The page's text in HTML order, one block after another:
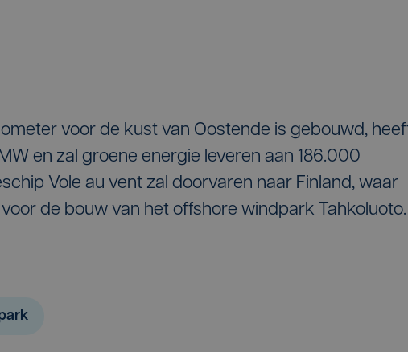
voor de kust van Oostende is gebouwd,
en zal groene energie leveren aan 186.000
Vole au vent zal doorvaren naar Finland, waar
de bouw van het offshore windpark Tahkoluoto.